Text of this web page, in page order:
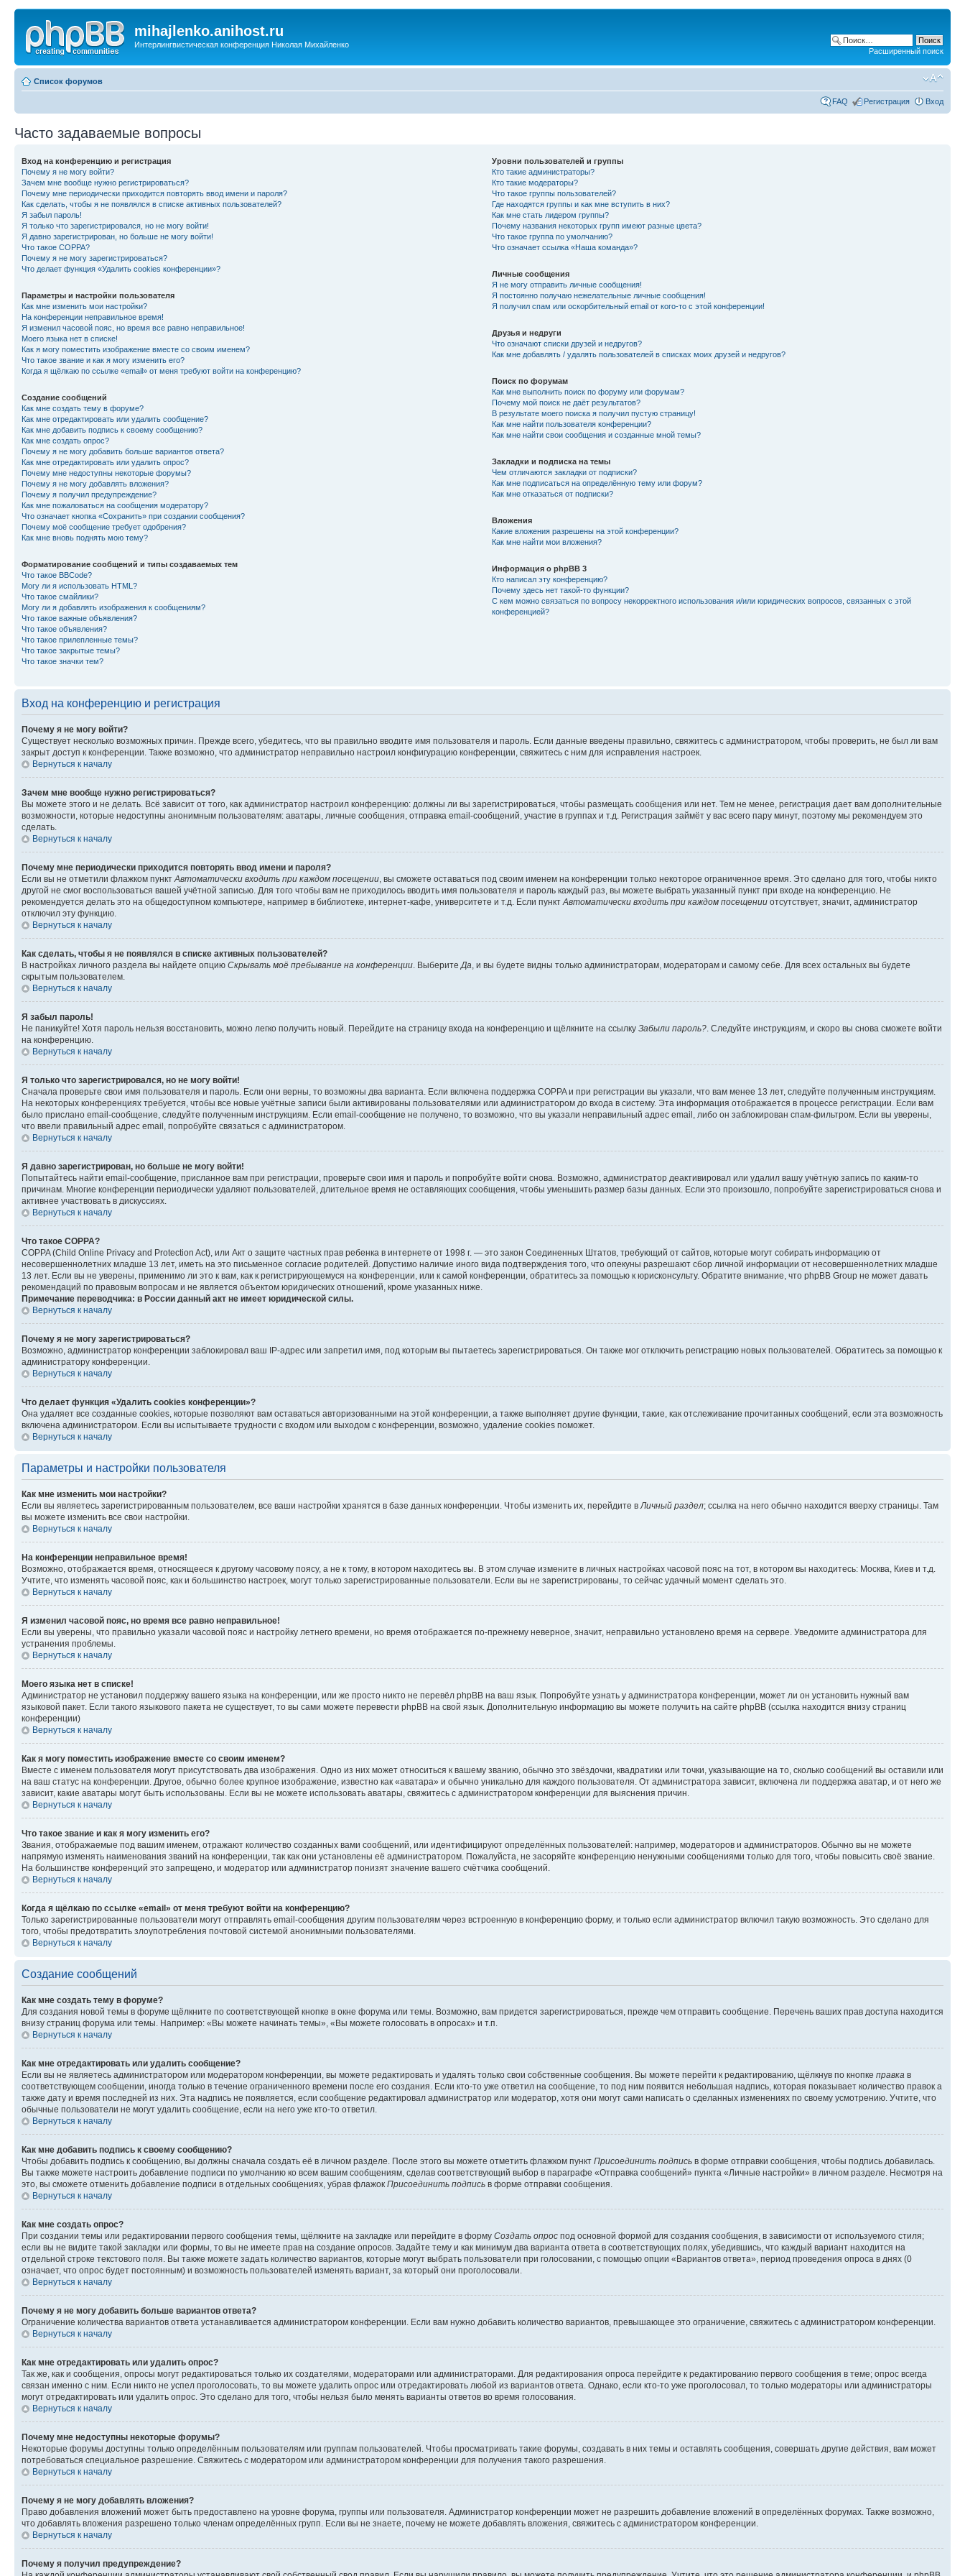
mihajlenko.anihost.ru
Интерлингвистическая конференция Николая Михайленко
Расширенный поиск
Список форумов
FAQ Регистрация Вход
Часто задаваемые вопросы
Вход на конференцию и регистрация
Почему я не могу войти?
Зачем мне вообще нужно регистрироваться?
Почему мне периодически приходится повторять ввод имени и пароля?
Как сделать, чтобы я не появлялся в списке активных пользователей?
Я забыл пароль!
Я только что зарегистрировался, но не могу войти!
Я давно зарегистрирован, но больше не могу войти!
Что такое COPPA?
Почему я не могу зарегистрироваться?
Что делает функция «Удалить cookies конференции»?
Параметры и настройки пользователя
Как мне изменить мои настройки?
На конференции неправильное время!
Я изменил часовой пояс, но время все равно неправильное!
Моего языка нет в списке!
Как я могу поместить изображение вместе со своим именем?
Что такое звание и как я могу изменить его?
Когда я щёлкаю по ссылке «email» от меня требуют войти на конференцию?
Создание сообщений
Как мне создать тему в форуме?
Как мне отредактировать или удалить сообщение?
Как мне добавить подпись к своему сообщению?
Как мне создать опрос?
Почему я не могу добавить больше вариантов ответа?
Как мне отредактировать или удалить опрос?
Почему мне недоступны некоторые форумы?
Почему я не могу добавлять вложения?
Почему я получил предупреждение?
Как мне пожаловаться на сообщения модератору?
Что означает кнопка «Сохранить» при создании сообщения?
Почему моё сообщение требует одобрения?
Как мне вновь поднять мою тему?
Форматирование сообщений и типы создаваемых тем
Что такое BBCode?
Могу ли я использовать HTML?
Что такое смайлики?
Могу ли я добавлять изображения к сообщениям?
Что такое важные объявления?
Что такое объявления?
Что такое прилепленные темы?
Что такое закрытые темы?
Что такое значки тем?
Уровни пользователей и группы
Кто такие администраторы?
Кто такие модераторы?
Что такое группы пользователей?
Где находятся группы и как мне вступить в них?
Как мне стать лидером группы?
Почему названия некоторых групп имеют разные цвета?
Что такое группа по умолчанию?
Что означает ссылка «Наша команда»?
Личные сообщения
Я не могу отправить личные сообщения!
Я постоянно получаю нежелательные личные сообщения!
Я получил спам или оскорбительный email от кого-то с этой конференции!
Друзья и недруги
Что означают списки друзей и недругов?
Как мне добавлять / удалять пользователей в списках моих друзей и недругов?
Поиск по форумам
Как мне выполнить поиск по форуму или форумам?
Почему мой поиск не даёт результатов?
В результате моего поиска я получил пустую страницу!
Как мне найти пользователя конференции?
Как мне найти свои сообщения и созданные мной темы?
Закладки и подписка на темы
Чем отличаются закладки от подписки?
Как мне подписаться на определённую тему или форум?
Как мне отказаться от подписки?
Вложения
Какие вложения разрешены на этой конференции?
Как мне найти мои вложения?
Информация о phpBB 3
Кто написал эту конференцию?
Почему здесь нет такой-то функции?
С кем можно связаться по вопросу некорректного использования и/или юридических вопросов, связанных с этой
конференцией?
Вход на конференцию и регистрация
Почему я не могу войти?
Существует несколько возможных причин. Прежде всего, убедитесь, что вы правильно вводите имя пользователя и пароль. Если данные введены правильно, свяжитесь с администратором, чтобы проверить, не был ли вам
закрыт доступ к конференции. Также возможно, что администратор неправильно настроил конфигурацию конференции, свяжитесь с ним для исправления настроек.
Вернуться к началу
Зачем мне вообще нужно регистрироваться?
Вы можете этого и не делать. Всё зависит от того, как администратор настроил конференцию: должны ли вы зарегистрироваться, чтобы размещать сообщения или нет. Тем не менее, регистрация дает вам дополнительные
возможности, которые недоступны анонимным пользователям: аватары, личные сообщения, отправка email-сообщений, участие в группах и т.д. Регистрация займёт у вас всего пару минут, поэтому мы рекомендуем это
сделать.
Вернуться к началу
Почему мне периодически приходится повторять ввод имени и пароля?
Если вы не отметили флажком пункт Автоматически входить при каждом посещении , вы сможете оставаться под своим именем на конференции только некоторое ограниченное время. Это сделано для того, чтобы никто
другой не смог воспользоваться вашей учётной записью. Для того чтобы вам не приходилось вводить имя пользователя и пароль каждый раз, вы можете выбрать указанный пункт при входе на конференцию. Не
рекомендуется делать это на общедоступном компьютере, например в библиотеке, интернет-кафе, университете и т.д. Если пункт Автоматически входить при каждом посещении отсутствует, значит, администратор
отключил эту функцию.
Вернуться к началу
Как сделать, чтобы я не появлялся в списке активных пользователей?
В настройках личного раздела вы найдете опцию Скрывать моё пребывание на конференции . Выберите Да , и вы будете видны только администраторам, модераторам и самому себе. Для всех остальных вы будете
скрытым пользователем.
Вернуться к началу
Я забыл пароль!
Не паникуйте! Хотя пароль нельзя восстановить, можно легко получить новый. Перейдите на страницу входа на конференцию и щёлкните на ссылку Забыли пароль? . Следуйте инструкциям, и скоро вы снова сможете войти
на конференцию.
Вернуться к началу
Я только что зарегистрировался, но не могу войти!
Сначала проверьте свои имя пользователя и пароль. Если они верны, то возможны два варианта. Если включена поддержка COPPA и при регистрации вы указали, что вам менее 13 лет, следуйте полученным инструкциям.
На некоторых конференциях требуется, чтобы все новые учётные записи были активированы пользователями или администратором до входа в систему. Эта информация отображается в процессе регистрации. Если вам
было прислано email-сообщение, следуйте полученным инструкциям. Если email-сообщение не получено, то возможно, что вы указали неправильный адрес email, либо он заблокирован спам-фильтром. Если вы уверены,
что ввели правильный адрес email, попробуйте связаться с администратором.
Вернуться к началу
Я давно зарегистрирован, но больше не могу войти!
Попытайтесь найти email-сообщение, присланное вам при регистрации, проверьте свои имя и пароль и попробуйте войти снова. Возможно, администратор деактивировал или удалил вашу учётную запись по каким-то
причинам. Многие конференции периодически удаляют пользователей, длительное время не оставляющих сообщения, чтобы уменьшить размер базы данных. Если это произошло, попробуйте зарегистрироваться снова и
активнее участвовать в дискуссиях.
Вернуться к началу
Что такое COPPA?
COPPA (Child Online Privacy and Protection Act), или Акт о защите частных прав ребенка в интернете от 1998 г. — это закон Соединенных Штатов, требующий от сайтов, которые могут собирать информацию от
несовершеннолетних младше 13 лет, иметь на это письменное согласие родителей. Допустимо наличие иного вида подтверждения того, что опекуны разрешают сбор личной информации от несовершеннолетних младше
13 лет. Если вы не уверены, применимо ли это к вам, как к регистрирующемуся на конференции, или к самой конференции, обратитесь за помощью к юрисконсульту. Обратите внимание, что phpBB Group не может давать
рекомендаций по правовым вопросам и не является объектом юридических отношений, кроме указанных ниже.
Примечание переводчика: в России данный акт не имеет юридической силы.
Вернуться к началу
Почему я не могу зарегистрироваться?
Возможно, администратор конференции заблокировал ваш IP-адрес или запретил имя, под которым вы пытаетесь зарегистрироваться. Он также мог отключить регистрацию новых пользователей. Обратитесь за помощью к
администратору конференции.
Вернуться к началу
Что делает функция «Удалить cookies конференции»?
Она удаляет все созданные cookies, которые позволяют вам оставаться авторизованными на этой конференции, а также выполняет другие функции, такие, как отслеживание прочитанных сообщений, если эта возможность
включена администратором. Если вы испытываете трудности с входом или выходом с конференции, возможно, удаление cookies поможет.
Вернуться к началу
Параметры и настройки пользователя
Как мне изменить мои настройки?
Если вы являетесь зарегистрированным пользователем, все ваши настройки хранятся в базе данных конференции. Чтобы изменить их, перейдите в Личный раздел; ссылка на него обычно находится вверху страницы. Там
вы можете изменить все свои настройки.
Вернуться к началу
На конференции неправильное время!
Возможно, отображается время, относящееся к другому часовому поясу, а не к тому, в котором находитесь вы. В этом случае измените в личных настройках часовой пояс на тот, в котором вы находитесь: Москва, Киев и т.д.
Учтите, что изменять часовой пояс, как и большинство настроек, могут только зарегистрированные пользователи. Если вы не зарегистрированы, то сейчас удачный момент сделать это.
Вернуться к началу
Я изменил часовой пояс, но время все равно неправильное!
Если вы уверены, что правильно указали часовой пояс и настройку летнего времени, но время отображается по-прежнему неверное, значит, неправильно установлено время на сервере. Уведомите администратора для
устранения проблемы.
Вернуться к началу
Моего языка нет в списке!
Администратор не установил поддержку вашего языка на конференции, или же просто никто не перевёл phpBB на ваш язык. Попробуйте узнать у администратора конференции, может ли он установить нужный вам
языковой пакет. Если такого языкового пакета не существует, то вы сами можете перевести phpBB на свой язык. Дополнительную информацию вы можете получить на сайте phpBB (ссылка находится внизу страниц
конференции)
Вернуться к началу
Как я могу поместить изображение вместе со своим именем?
Вместе с именем пользователя могут присутствовать два изображения. Одно из них может относиться к вашему званию, обычно это звёздочки, квадратики или точки, указывающие на то, сколько сообщений вы оставили или
на ваш статус на конференции. Другое, обычно более крупное изображение, известно как «аватара» и обычно уникально для каждого пользователя. От администратора зависит, включена ли поддержка аватар, и от него же
зависит, какие аватары могут быть использованы. Если вы не можете использовать аватары, свяжитесь с администратором конференции для выяснения причин.
Вернуться к началу
Что такое звание и как я могу изменить его?
Звания, отображаемые под вашим именем, отражают количество созданных вами сообщений, или идентифицируют определённых пользователей: например, модераторов и администраторов. Обычно вы не можете
напрямую изменять наименования званий на конференции, так как они установлены её администратором. Пожалуйста, не засоряйте конференцию ненужными сообщениями только для того, чтобы повысить своё звание.
На большинстве конференций это запрещено, и модератор или администратор понизят значение вашего счётчика сообщений.
Вернуться к началу
Когда я щёлкаю по ссылке «email» от меня требуют войти на конференцию?
Только зарегистрированные пользователи могут отправлять email-сообщения другим пользователям через встроенную в конференцию форму, и только если администратор включил такую возможность. Это сделано для
того, чтобы предотвратить злоупотребления почтовой системой анонимными пользователями.
Вернуться к началу
Создание сообщений
Как мне создать тему в форуме?
Для создания новой темы в форуме щёлкните по соответствующей кнопке в окне форума или темы. Возможно, вам придется зарегистрироваться, прежде чем отправить сообщение. Перечень ваших прав доступа находится
внизу страниц форума или темы. Например: «Вы можете начинать темы», «Вы можете голосовать в опросах» и т.п.
Вернуться к началу
Как мне отредактировать или удалить сообщение?
Если вы не являетесь администратором или модератором конференции, вы можете редактировать и удалять только свои собственные сообщения. Вы можете перейти к редактированию, щёлкнув по кнопке правка в
соответствующем сообщении, иногда только в течение ограниченного времени после его создания. Если кто-то уже ответил на сообщение, то под ним появится небольшая надпись, которая показывает количество правок а
также дату и время последней из них. Эта надпись не появляется, если сообщение редактировал администратор или модератор, хотя они могут сами написать о сделанных изменениях по своему усмотрению. Учтите, что
обычные пользователи не могут удалить сообщение, если на него уже кто-то ответил.
Вернуться к началу
Как мне добавить подпись к своему сообщению?
Чтобы добавить подпись к сообщению, вы должны сначала создать её в личном разделе. После этого вы можете отметить флажком пункт Присоединить подпись в форме отправки сообщения, чтобы подпись добавилась.
Вы также можете настроить добавление подписи по умолчанию ко всем вашим сообщениям, сделав соответствующий выбор в параграфе «Отправка сообщений» пункта «Личные настройки» в личном разделе. Несмотря на
это, вы сможете отменить добавление подписи в отдельных сообщениях, убрав флажок Присоединить подпись в форме отправки сообщения.
Вернуться к началу
Как мне создать опрос?
При создании темы или редактировании первого сообщения темы, щёлкните на закладке или перейдите в форму Создать опрос под основной формой для создания сообщения, в зависимости от используемого стиля;
если вы не видите такой закладки или формы, то вы не имеете прав на создание опросов. Задайте тему и как минимум два варианта ответа в соответствующих полях, убедившись, что каждый вариант находится на
отдельной строке текстового поля. Вы также можете задать количество вариантов, которые могут выбрать пользователи при голосовании, с помощью опции «Вариантов ответа», период проведения опроса в днях (0
означает, что опрос будет постоянным) и возможность пользователей изменять вариант, за который они проголосовали.
Вернуться к началу
Почему я не могу добавить больше вариантов ответа?
Ограничение количества вариантов ответа устанавливается администратором конференции. Если вам нужно добавить количество вариантов, превышающее это ограничение, свяжитесь с администратором конференции.
Вернуться к началу
Как мне отредактировать или удалить опрос?
Так же, как и сообщения, опросы могут редактироваться только их создателями, модераторами или администраторами. Для редактирования опроса перейдите к редактированию первого сообщения в теме; опрос всегда
связан именно с ним. Если никто не успел проголосовать, то вы можете удалить опрос или отредактировать любой из вариантов ответа. Однако, если кто-то уже проголосовал, то только модераторы или администраторы
могут отредактировать или удалить опрос. Это сделано для того, чтобы нельзя было менять варианты ответов во время голосования.
Вернуться к началу
Почему мне недоступны некоторые форумы?
Некоторые форумы доступны только определённым пользователям или группам пользователей. Чтобы просматривать такие форумы, создавать в них темы и оставлять сообщения, совершать другие действия, вам может
потребоваться специальное разрешение. Свяжитесь с модератором или администратором конференции для получения такого разрешения.
Вернуться к началу
Почему я не могу добавлять вложения?
Право добавления вложений может быть предоставлено на уровне форума, группы или пользователя. Администратор конференции может не разрешить добавление вложений в определённых форумах. Также возможно,
что добавлять вложения разрешено только членам определённых групп. Если вы не знаете, почему не можете добавлять вложения, свяжитесь с администратором конференции.
Вернуться к началу
Почему я получил предупреждение?